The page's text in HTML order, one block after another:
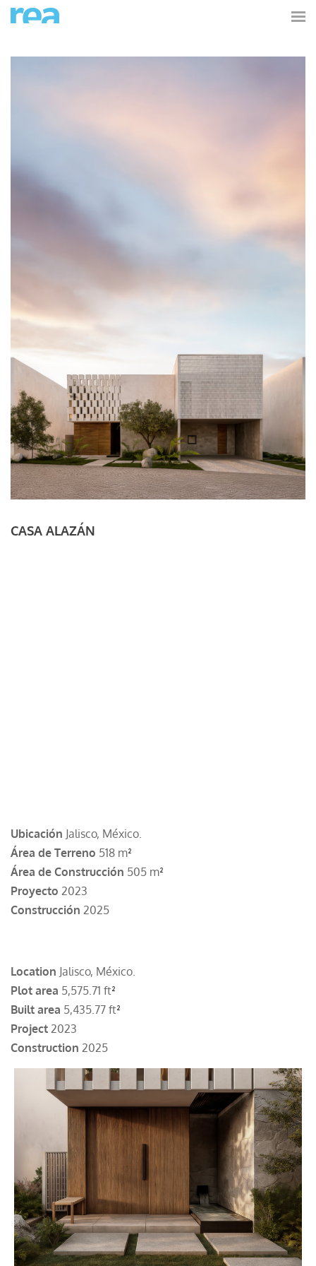
CASA ALAZÁN
Ubicación Jalisco, México.
Área de Terreno 518 m²
Área de Construcción 505 m²
Proyecto 2023
Construcción 2025
Location Jalisco, México.
Plot area 5,575.71 ft²
Built area 5,435.77 ft²
Project 2023
​Construction 2025